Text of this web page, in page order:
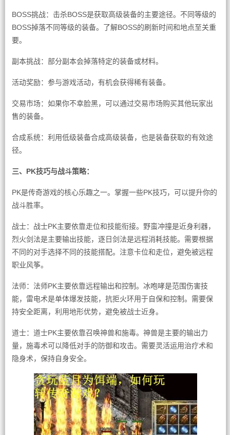
BOSS挑战：击杀BOSS是获取高级装备的主要途径。不同等级的
BOSS掉落不同等级的装备。了解BOSS的刷新时间和地点至关重
要。
副本挑战：部分副本会掉落特定的装备或材料。
活动奖励：参与游戏活动，有机会获得稀有装备。
交易市场：如果你不幸脸黑，可以通过交易市场购买其他玩家出
售的装备。
合成系统：利用低级装备合成高级装备，也是装备获取的有效途
径。
三、PK技巧与战斗策略：
PK是传奇游戏的核心乐趣之一。掌握一些PK技巧，可以提升你的
战斗胜率。
战士：战士PK主要依靠走位和技能衔接。野蛮冲撞是近身利器，
烈火剑法是主要输出技能，逐日剑法是远程消耗技能。需要根据
不同的对手选择不同的技能搭配。注意卡位和走位，避免被远程
职业风筝。
法师：法师PK主要依靠远程输出和控制。冰咆哮是范围伤害技
能，雷电术是单体爆发技能，抗拒火环用于自保和控制。需要保
持安全距离，利用地形优势，避免被战士近身。
道士：道士PK主要依靠召唤神兽和施毒。神兽是主要的输出力
量，施毒术可以降低对手的防御和攻击。需要灵活运用治疗术和
隐身术，保持自身安全。